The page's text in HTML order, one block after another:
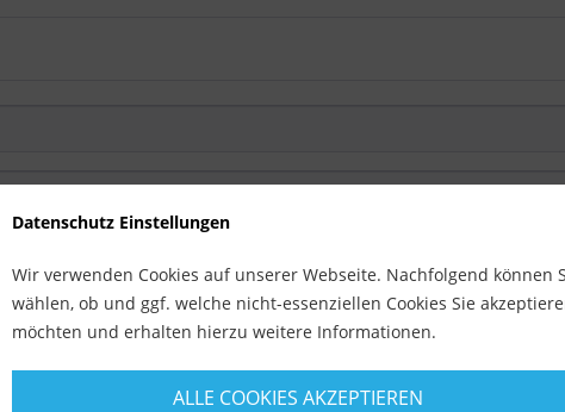
Datenschutz Einstellungen
Wir verwenden Cookies auf unserer Webseite. Nachfolgend können
wählen, ob und ggf. welche nicht-essenziellen Cookies Sie
möchten und erhalten hierzu weitere Informationen.
ALLE COOKIES AKZEPTIEREN